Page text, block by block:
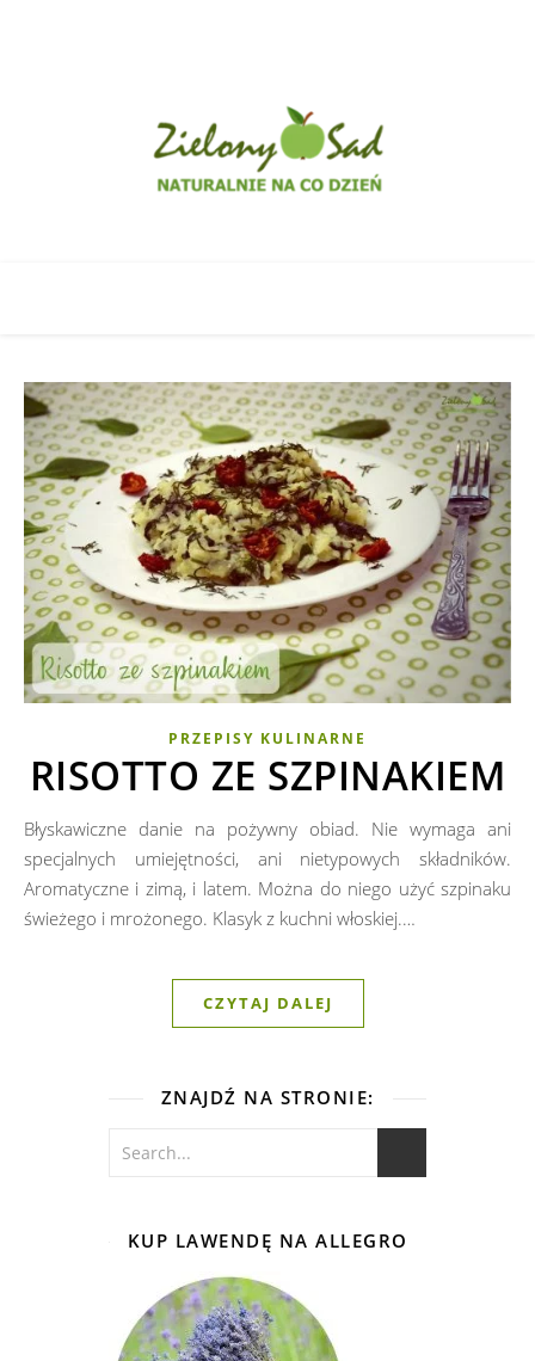
PRZEPISY KULINARNE
RISOTTO ZE SZPINAKIEM
Błyskawiczne danie na pożywny obiad. Nie wymaga ani
specjalnych umiejętności, ani nietypowych składników.
Aromatyczne i zimą, i latem. Można do niego użyć szpinaku
świeżego i mrożonego. Klasyk z kuchni włoskiej.…
CZYTAJ DALEJ
ZNAJDŹ NA STRONIE:
KUP LAWENDĘ NA ALLEGRO